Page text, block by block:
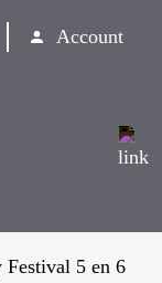
Account
5 en 6